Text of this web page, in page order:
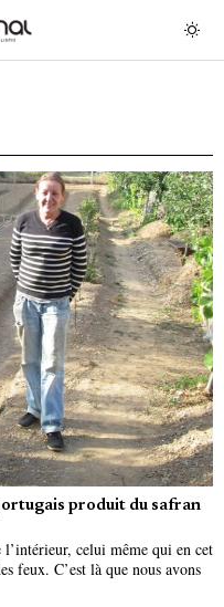
produit du safran
celui même qui en cet
feux. C’est là que nous avons